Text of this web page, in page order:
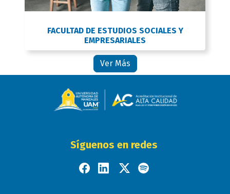
FACULTAD DE ESTUDIOS SOCIALES Y
EMPRESARIALES
Ver Más
Síguenos en redes